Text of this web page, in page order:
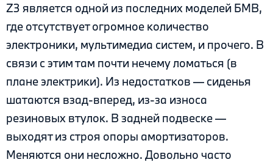
Z3 является одной из последних моделей БМВ,
где отсутствует огромное количество
электроники, мультимедиа систем, и прочего. В
связи с этим там почти нечему ломаться (в
плане электрики). Из недостатков — сиденья
шатаются взад-вперед, из-за износа
резиновых втулок. В задней подвеске —
выходят из строя опоры амортизаторов.
Меняются они несложно. Довольно часто